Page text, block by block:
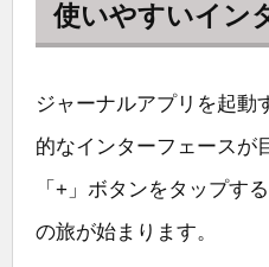
使いやすいイン
ジャーナルアプリを起動
的なインターフェースが
「+」ボタンをタップす
の旅が始まります。